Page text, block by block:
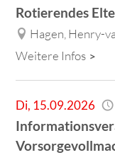
Rotierendes
Hagen, Henry-
Weitere Infos
Di, 15.09.2026